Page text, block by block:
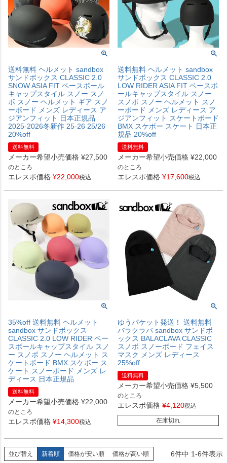
送料無料 ヘルメット sandbox
サンドボックス CLASSIC 2.0
SNOW ASIA FIT ベースボール
キャップスタイル スノー スノ
ボ スノー ヘルメット ギア スノ
ーボード メンズ レディース ア
ジアンフィット 日本正規品
2025-2026冬新作 25-26 25/26
20%off
送料無料
メーカー希望小売価格 ¥27,500
のところ
エレスポ価格 ¥22,000税込
送料無料 ヘルメット sandbox
サンドボックス CLASSIC 2.0
LOW RIDER ASIA FIT ベースボ
ールキャップスタイル スノー
スノボ スノー ヘルメット スノ
ーボード メンズ レディース ア
ジアンフィット スケートボード
BMX スケボー スケート 日本正
規品 20%off
送料無料
メーカー希望小売価格 ¥22,000
のところ
エレスポ価格 ¥17,600税込
35%off 送料無料 ヘルメット
sandbox サンドボックス
CLASSIC 2.0 LOW RIDER ベー
スボールキャップスタイル スノ
ー スノボ スノー ヘルメット ス
ケートボード BMX スケボー ス
ケート スノーボード メンズ レ
ディース 日本正規品
送料無料
メーカー希望小売価格 ¥22,000
のところ
エレスポ価格 ¥14,300税込
ゆうパケット発送！ 送料無料
バラクラバ sandbox サンドボ
ックス BALACLAVA CLASSIC
スノボ スノーボード フェイス
マスク メンズ レディース
25%off
送料無料
メーカー希望小売価格 ¥5,500
のところ
エレスポ価格 ¥4,120税込
在庫切れ
並び替え 新着順 価格が安い順 価格が高い順 6件中 1-6件表示